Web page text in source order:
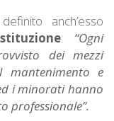
anch’esso
: “Ogni
dei mezzi
e
i minorati hanno
professionale”.